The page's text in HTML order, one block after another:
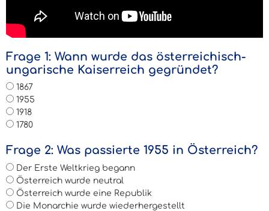
Frage 1: Wann wurde das österreichisch-
ungarische Kaiserreich gegründet?
1867
1955
1918
1780
Frage 2: Was passierte 1955 in Österreich?
Der Erste Weltkrieg begann
Österreich wurde neutral
Österreich wurde eine Republik
Die Monarchie wurde wiederhergestellt